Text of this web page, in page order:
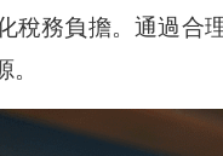
稅務負擔。通過合